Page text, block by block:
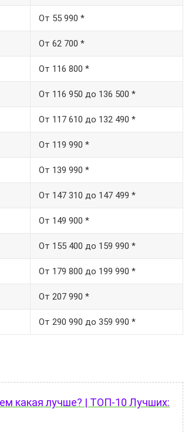
От 55 990 *
От 62 700 *
От 116 800 *
От 116 950 до 136 500 *
От 117 610 до 132 490 *
От 119 990 *
От 139 990 *
От 147 310 до 147 499 *
От 149 900 *
От 155 400 до 159 990 *
От 179 800 до 199 990 *
От 207 990 *
От 290 990 до 359 990 *
какая лучше? | ТОП-10 Лучших: